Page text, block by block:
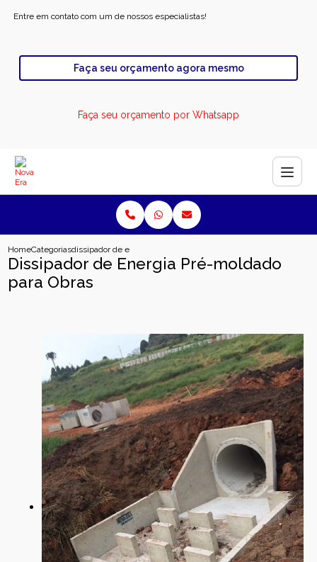
Entre em contato com um de nossos especialistas!
Faça seu orçamento agora mesmo
Faça seu orçamento por Whatsapp
HomeCategoriasdissipador de energia pre moldado para obras
Dissipador de Energia Pré-moldado
para Obras